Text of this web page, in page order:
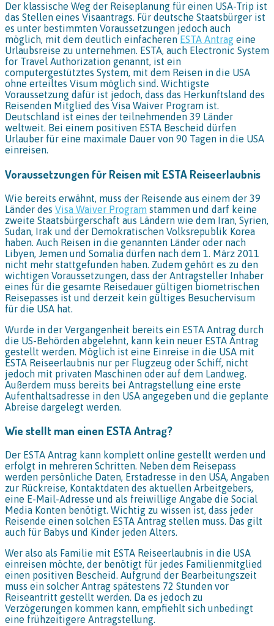
Der klassische Weg der Reiseplanung für einen USA-Trip ist
das Stellen eines Visaantrags. Für deutsche Staatsbürger ist
es unter bestimmten Voraussetzungen jedoch auch
möglich, mit dem deutlich einfacheren ESTA Antrag eine
Urlaubsreise zu unternehmen. ESTA, auch Electronic System
for Travel Authorization genannt, ist ein
computergestütztes System, mit dem Reisen in die USA
ohne erteiltes Visum möglich sind. Wichtigste
Voraussetzung dafür ist jedoch, dass das Herkunftsland des
Reisenden Mitglied des Visa Waiver Program ist.
Deutschland ist eines der teilnehmenden 39 Länder
weltweit. Bei einem positiven ESTA Bescheid dürfen
Urlauber für eine maximale Dauer von 90 Tagen in die USA
einreisen.
Voraussetzungen für Reisen mit ESTA Reiseerlaubnis
Wie bereits erwähnt, muss der Reisende aus einem der 39
Länder des Visa Waiver Program stammen und darf keine
zweite Staatsbürgerschaft aus Ländern wie dem Iran, Syrien,
Sudan, Irak und der Demokratischen Volksrepublik Korea
haben. Auch Reisen in die genannten Länder oder nach
Libyen, Jemen und Somalia dürfen nach dem 1. März 2011
nicht mehr stattgefunden haben. Zudem gehört es zu den
wichtigen Voraussetzungen, dass der Antragsteller Inhaber
eines für die gesamte Reisedauer gültigen biometrischen
Reisepasses ist und derzeit kein gültiges Besuchervisum
für die USA hat.
Wurde in der Vergangenheit bereits ein ESTA Antrag durch
die US-Behörden abgelehnt, kann kein neuer ESTA Antrag
gestellt werden. Möglich ist eine Einreise in die USA mit
ESTA Reiseerlaubnis nur per Flugzeug oder Schiff, nicht
jedoch mit privaten Maschinen oder auf dem Landweg.
Außerdem muss bereits bei Antragstellung eine erste
Aufenthaltsadresse in den USA angegeben und die geplante
Abreise dargelegt werden.
Wie stellt man einen ESTA Antrag?
Der ESTA Antrag kann komplett online gestellt werden und
erfolgt in mehreren Schritten. Neben dem Reisepass
werden persönliche Daten, Erstadresse in den USA, Angaben
zur Rückreise, Kontaktdaten des aktuellen Arbeitgebers,
eine E-Mail-Adresse und als freiwillige Angabe die Social
Media Konten benötigt. Wichtig zu wissen ist, dass jeder
Reisende einen solchen ESTA Antrag stellen muss. Das gilt
auch für Babys und Kinder jeden Alters.
Wer also als Familie mit ESTA Reiseerlaubnis in die USA
einreisen möchte, der benötigt für jedes Familienmitglied
einen positiven Bescheid. Aufgrund der Bearbeitungszeit
muss ein solcher Antrag spätestens 72 Stunden vor
Reiseantritt gestellt werden. Da es jedoch zu
Verzögerungen kommen kann, empfiehlt sich unbedingt
eine frühzeitigere Antragstellung.